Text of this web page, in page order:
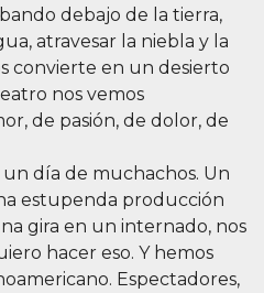
debajo de la tierra,
atravesar la niebla y la
convierte en un desierto
nos vemos
de pasión, de dolor, de
día de muchachos. Un
estupenda producción
gira en un internado, nos
hacer eso. Y hemos
Espectadores,